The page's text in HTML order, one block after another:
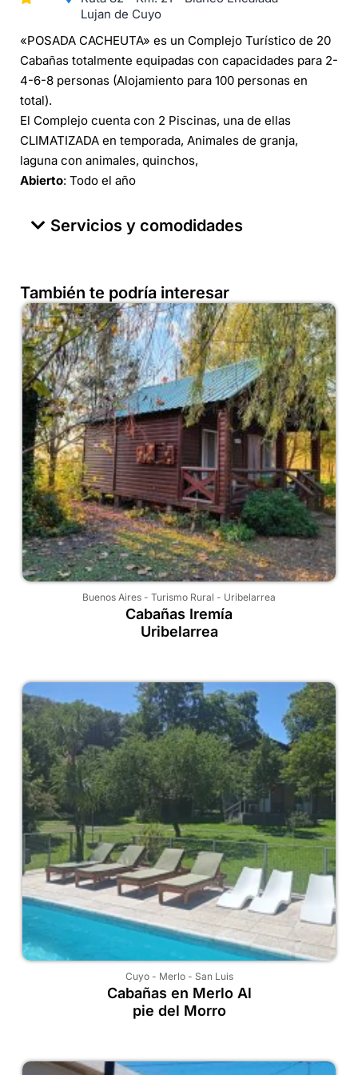
Lujan de Cuyo
«POSADA CACHEUTA» es un Complejo Turístico de 20
Cabañas totalmente equipadas con capacidades para 2-
4-6-8 personas (Alojamiento para 100 personas en
total).
El Complejo cuenta con 2 Piscinas, una de ellas
CLIMATIZADA en temporada, Animales de granja,
laguna con animales, quinchos,
Abierto: Todo el año
Servicios y comodidades
También te podría interesar
Buenos Aires - Turismo Rural - Uribelarrea
Cabañas Iremía
Uribelarrea
Cuyo- Merlo- San Luis
Cabañas en Merlo Al
pie del Morro